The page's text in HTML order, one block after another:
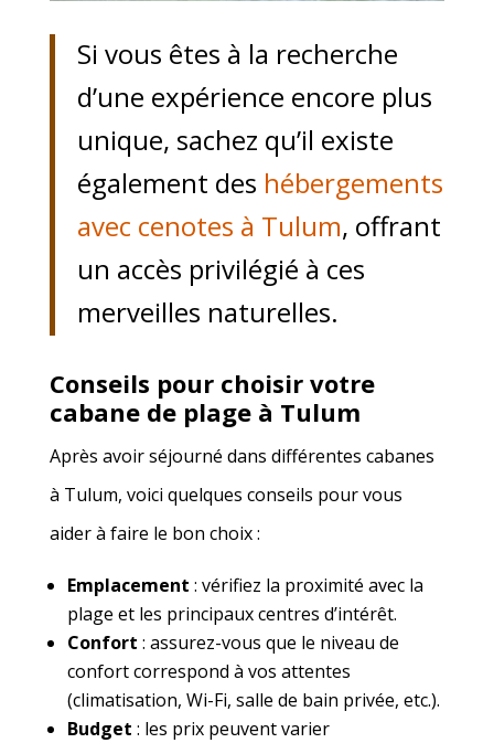
Si vous êtes à la recherche
d’une expérience encore plus
unique, sachez qu’il existe
également des hébergements
avec cenotes à Tulum, offrant
un accès privilégié à ces
merveilles naturelles.
Conseils pour choisir votre
cabane de plage à Tulum
Après avoir séjourné dans différentes cabanes
à Tulum, voici quelques conseils pour vous
aider à faire le bon choix :
Emplacement : vérifiez la proximité avec la
plage et les principaux centres d’intérêt.
Confort : assurez-vous que le niveau de
confort correspond à vos attentes
(climatisation, Wi-Fi, salle de bain privée, etc.).
Budget : les prix peuvent varier